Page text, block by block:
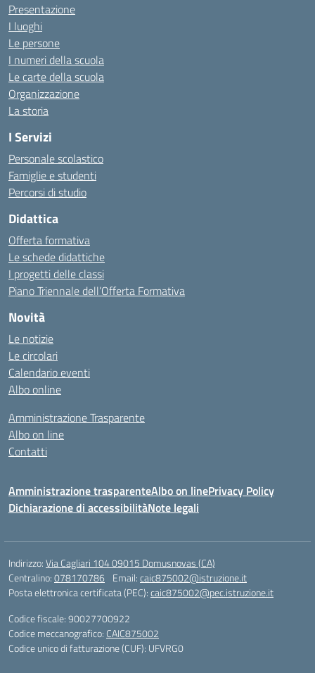
Presentazione
I luoghi
Le persone
I numeri della scuola
Le carte della scuola
Organizzazione
La storia
I Servizi
Personale scolastico
Famiglie e studenti
Percorsi di studio
Didattica
Offerta formativa
Le schede didattiche
I progetti delle classi
Piano Triennale dell’Offerta Formativa
Novità
Le notizie
Le circolari
Calendario eventi
Albo online
Amministrazione Trasparente
Albo on line
Contatti
Amministrazione trasparenteAlbo on linePrivacy Policy
Dichiarazione di accessibilitàNote legali
Indirizzo:Via Cagliari 104 09015 Domusnovas (CA)
Centralino:078170786 Email:caic875002@istruzione.it
Posta elettronica certificata (PEC):caic875002@pec.istruzione.it
Codice fiscale: 90027700922
Codice meccanografico: CAIC875002
Codice unico di fatturazione (CUF): UFVRG0